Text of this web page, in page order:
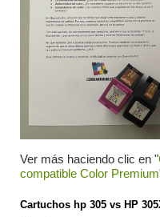
Ver más haciendo clic en "
compatible Color Premium
Cartuchos hp 305 vs HP